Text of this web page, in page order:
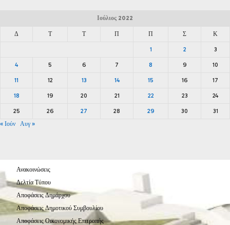
Ιούλιος 2022
Δ Τ Τ Π Π Σ Κ
1 2 3
4 5 6 7 8 9 10
11 12 13 14 15 16 17
18 19 20 21 22 23 24
25 26 27 28 29 30
31
« Ιούν
Αυγ »
Ανακοινώσεις
Δελτία Τύπου
Αποφάσεις Δημάρχου
Αποφάσεις Δημοτικού Συμβουλίου
Αποφάσεις Οικονομικής Επιτροπής